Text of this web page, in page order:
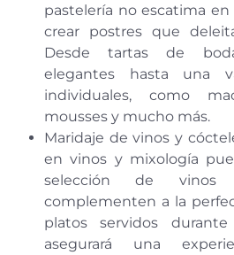
pastelería no escatima
crear postres que
Desde tartas de
elegantes hasta una
individuales, como
mousses y mucho más.
Maridaje de vinos y
en vinos y mixología
selección de
complementen a la
platos servidos
asegurará una